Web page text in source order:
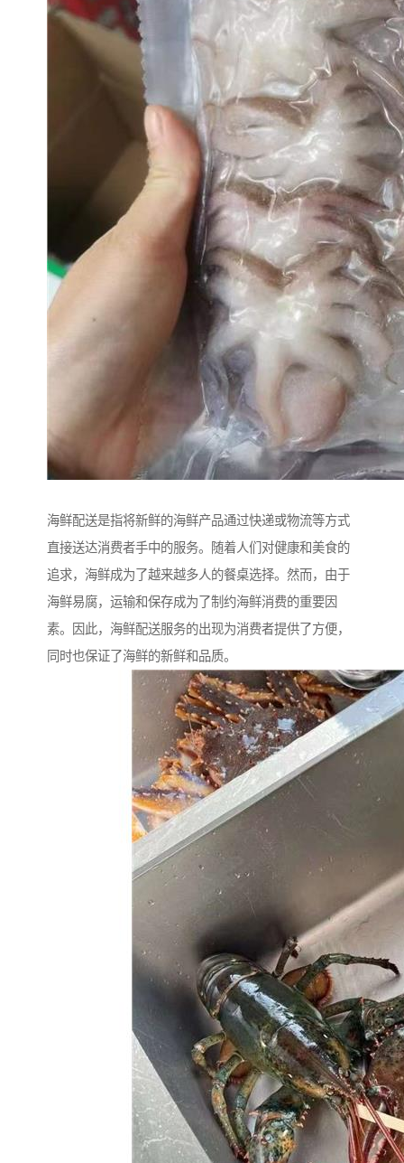
海鲜配送是指将新鲜的海鲜产品通过快递或物流等方式
直接送达消费者手中的服务。随着人们对健康和美食的
追求，海鲜成为了越来越多人的餐桌选择。然而，由于
海鲜易腐，运输和保存成为了制约海鲜消费的重要因
素。因此，海鲜配送服务的出现为消费者提供了方便，
同时也保证了海鲜的新鲜和品质。